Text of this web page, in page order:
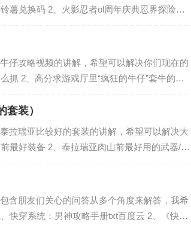
薯兑换码 2、火影忍者ol周年庆典忍界探险答
过 全关卡通关攻略汇总 地铁跑酷马铃薯兑换
仔攻略视频的讲解，希望可以解决你们现在的
抓 2、高分求游戏厅里“疯狂的牛仔”套牛的技
最后一头牛怎么抓 牛出来踢脚，一跳绳子在
装）
拉瑞亚比较好的套装的讲解，希望可以解决大
最好装备 2、泰拉瑞亚肉山前最好用的武器/套
最好装备 泰拉瑞亚肉山前最好装备有弧光
含朋友们关心的问答从多个角度来解答，我希
快穿系统：男神攻略手册txt百度云 2、《快穿